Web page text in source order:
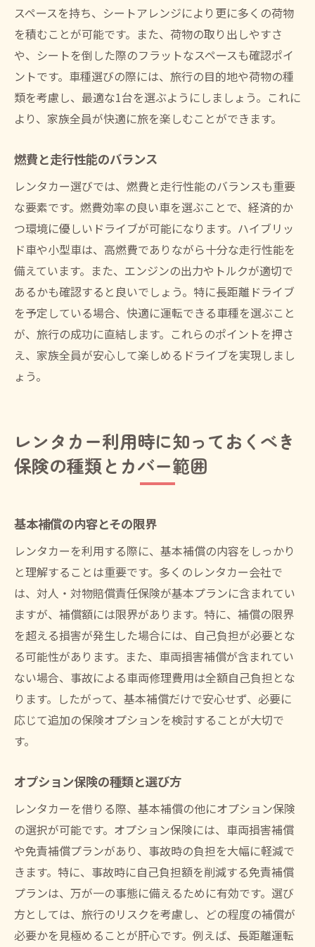
スペースを持ち、シートアレンジにより更に多くの荷物
を積むことが可能です。また、荷物の取り出しやすさ
や、シートを倒した際のフラットなスペースも確認ポイ
ントです。車種選びの際には、旅行の目的地や荷物の種
類を考慮し、最適な1台を選ぶようにしましょう。これに
より、家族全員が快適に旅を楽しむことができます。
燃費と走行性能のバランス
レンタカー選びでは、燃費と走行性能のバランスも重要
な要素です。燃費効率の良い車を選ぶことで、経済的か
つ環境に優しいドライブが可能になります。ハイブリッ
ド車や小型車は、高燃費でありながら十分な走行性能を
備えています。また、エンジンの出力やトルクが適切で
あるかも確認すると良いでしょう。特に長距離ドライブ
を予定している場合、快適に運転できる車種を選ぶこと
が、旅行の成功に直結します。これらのポイントを押さ
え、家族全員が安心して楽しめるドライブを実現しまし
ょう。
レンタカー利用時に知っておくべき
保険の種類とカバー範囲
基本補償の内容とその限界
レンタカーを利用する際に、基本補償の内容をしっかり
と理解することは重要です。多くのレンタカー会社で
は、対人・対物賠償責任保険が基本プランに含まれてい
ますが、補償額には限界があります。特に、補償の限界
を超える損害が発生した場合には、自己負担が必要とな
る可能性があります。また、車両損害補償が含まれてい
ない場合、事故による車両修理費用は全額自己負担とな
ります。したがって、基本補償だけで安心せず、必要に
応じて追加の保険オプションを検討することが大切で
す。
オプション保険の種類と選び方
レンタカーを借りる際、基本補償の他にオプション保険
の選択が可能です。オプション保険には、車両損害補償
や免責補償プランがあり、事故時の負担を大幅に軽減で
きます。特に、事故時に自己負担額を削減する免責補償
プランは、万が一の事態に備えるために有効です。選び
方としては、旅行のリスクを考慮し、どの程度の補償が
必要かを見極めることが肝心です。例えば、長距離運転